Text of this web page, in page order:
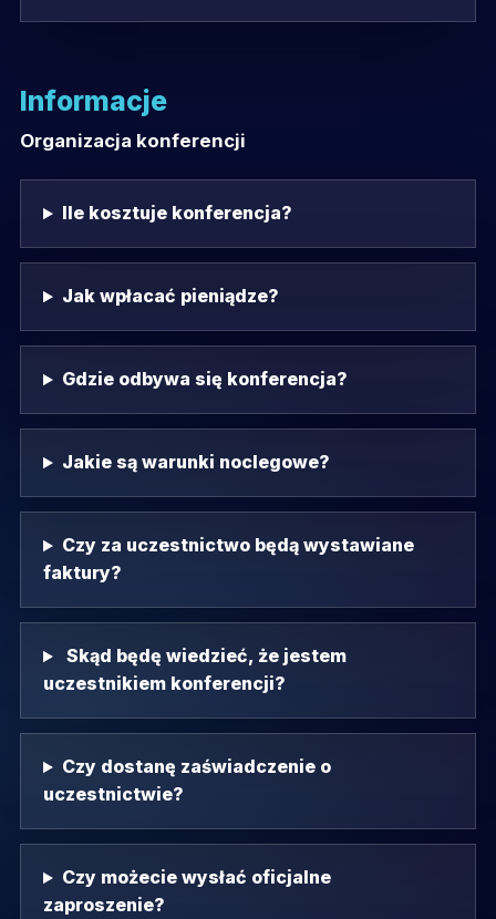
Informacje
Organizacja konferencji
Ile kosztuje konferencja?
Jak wpłacać pieniądze?
Gdzie odbywa się konferencja?
Jakie są warunki noclegowe?
Czy za uczestnictwo będą wystawiane
faktury?
Skąd będę wiedzieć, że jestem
uczestnikiem konferencji?
Czy dostanę zaświadczenie o
uczestnictwie?
Czy możecie wysłać oficjalne
zaproszenie?